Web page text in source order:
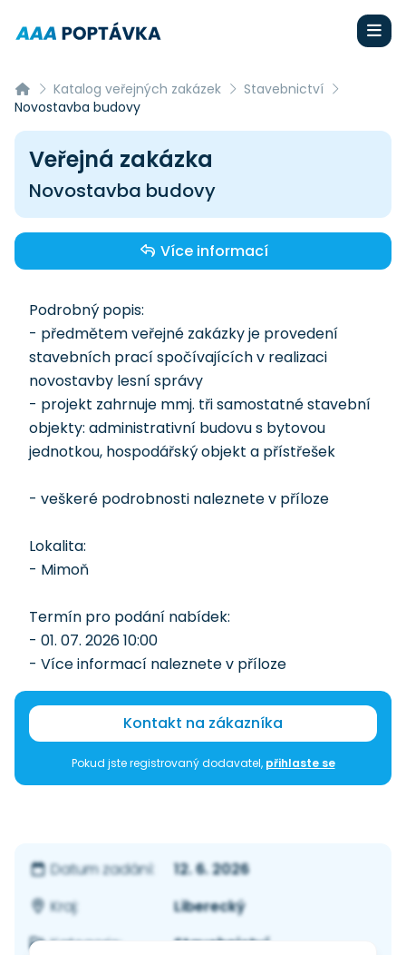
Katalog veřejných zakázek
Stavebnictví
Novostavba budovy
Veřejná zakázka
Novostavba budovy
Více informací
Podrobný popis:
- předmětem veřejné zakázky je provedení
stavebních prací spočívajících v realizaci
novostavby lesní správy
- projekt zahrnuje mmj. tři samostatné stavební
objekty: administrativní budovu s bytovou
jednotkou, hospodářský objekt a přístřešek
- veškeré podrobnosti naleznete v příloze
Lokalita:
- Mimoň
Termín pro podání nabídek:
- 01. 07. 2026 10:00
- Více informací naleznete v příloze
Kontakt na zákazníka
Pokud jste registrovaný dodavatel, přihlaste se
Datum zadání:
12. 6. 2026
Kraj:
Liberecký
Kategorie:
Stavebnictví